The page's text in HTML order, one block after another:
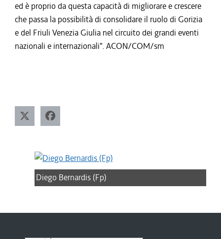
ed è proprio da questa capacità di migliorare e crescere
che passa la possibilità di consolidare il ruolo di Gorizia
e del Friuli Venezia Giulia nel circuito dei grandi eventi
nazionali e internazionali". ACON/COM/sm
Diego Bernardis (Fp)